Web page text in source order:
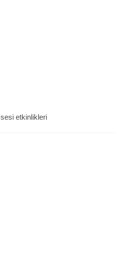
sesi etkinlikleri